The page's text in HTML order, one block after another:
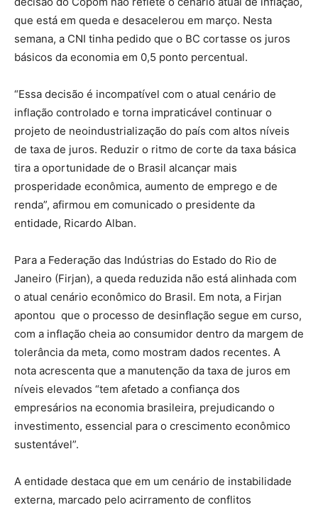
que está em queda e desacelerou em março. Nesta
semana, a CNI tinha pedido que o BC cortasse os juros
básicos da economia em 0,5 ponto percentual.
“Essa decisão é incompatível com o atual cenário de
inflação controlado e torna impraticável continuar o
projeto de neoindustrialização do país com altos níveis
de taxa de juros. Reduzir o ritmo de corte da taxa básica
tira a oportunidade de o Brasil alcançar mais
prosperidade econômica, aumento de emprego e de
renda”, afirmou em comunicado o presidente da
entidade, Ricardo Alban.
Para a Federação das Indústrias do Estado do Rio de
Janeiro (Firjan), a queda reduzida não está alinhada com
o atual cenário econômico do Brasil. Em nota, a Firjan
apontou que o processo de desinflação segue em curso,
com a inflação cheia ao consumidor dentro da margem de
tolerância da meta, como mostram dados recentes. A
nota acrescenta que a manutenção da taxa de juros em
níveis elevados “tem afetado a confiança dos
empresários na economia brasileira, prejudicando o
investimento, essencial para o crescimento econômico
sustentável”.
A entidade destaca que em um cenário de instabilidade
externa, marcado pelo acirramento de conflitos